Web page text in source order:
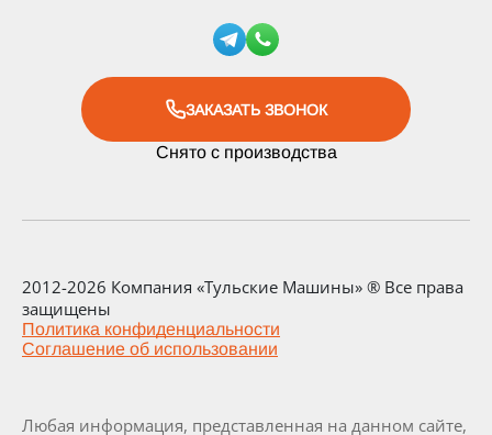
ЗАКАЗАТЬ ЗВОНОК
Снято с производства
2012-2026 Компания «Тульские Машины» ® Все права
защищены
Политика конфиденциальности
Соглашение об использовании
Любая информация, представленная на данном сайте,